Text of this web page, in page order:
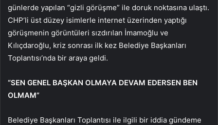
günlerde yapılan “gizli görüşme” ile doruk noktasına ulaştı.
CHP’li üst düzey isimlerle internet üzerinden yaptığı
görüşmenin görüntüleri sızdırılan İmamoğlu ve
Kılıçdaroğlu, kriz sonrası ilk kez Belediye Başkanları
Toplantısı’nda bir araya geldi.
“SEN GENEL BAŞKAN OLMAYA DEVAM EDERSEN BEN
OLMAM”
Belediye Başkanları Toplantısı ile ilgili bir iddia gündeme